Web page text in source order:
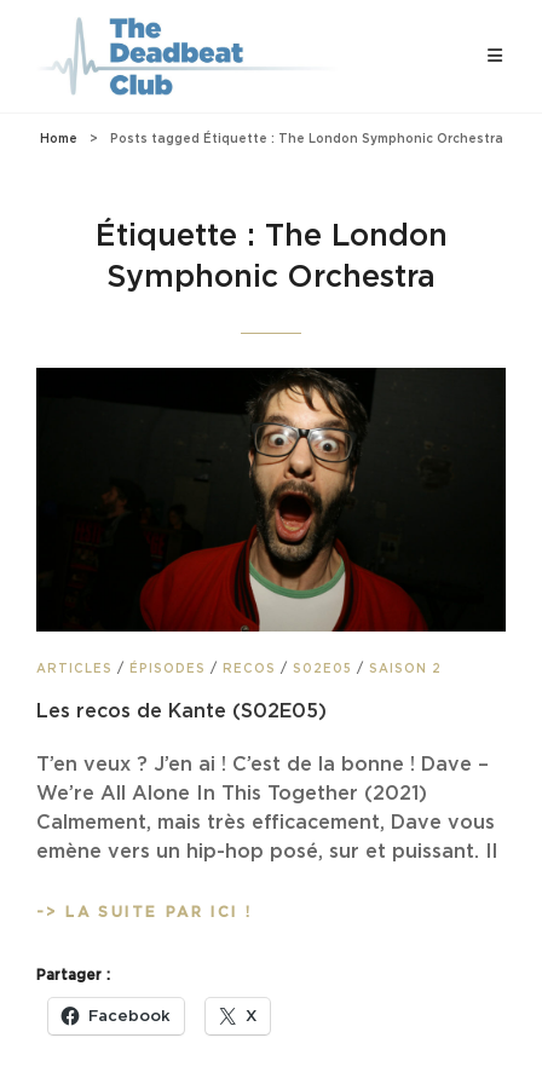
Home > Posts tagged Étiquette : The London Symphonic Orchestra
Étiquette : The London
Symphonic Orchestra
CAT
ARTICLES / ÉPISODES / RECOS / S02E05 / SAISON 2
Les recos de Kante (S02E05)
T’en veux ? J’en ai ! C’est de la bonne ! Dave –
We’re All Alone In This Together (2021)
Calmement, mais très efficacement, Dave vous
emène vers un hip-hop posé, sur et puissant. Il
-> LA SUITE PAR ICI !
(S02E05)
Partager :
Facebook X